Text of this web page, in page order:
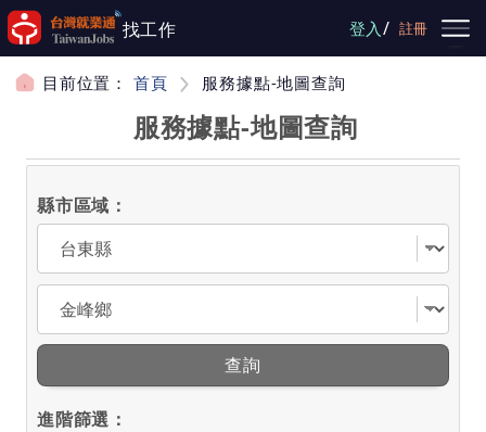
跳到主要內容
找工作 登入/ 註冊
目前位置： 首頁 服務據點-地圖查詢
服務據點-地圖查詢
縣市區域：
選擇縣市
選擇區域
查詢
進階篩選：